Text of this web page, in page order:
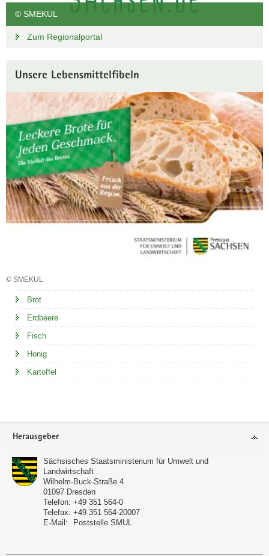
© SMEKUL
Zum Regionalportal
Unsere Lebensmittelfibeln
© SMEKUL
Brot
Erdbeere
Fisch
Honig
Kartoffel
Footer-
Herausgeber
Sächsisches Staatsministerium für Umwelt und
Landwirtschaft
Wilhelm-Buck-Straße 4
01097 Dresden
Telefon: +49 351 564-0
Telefax: +49 351 564-20007
E-Mail:
Poststelle SMUL